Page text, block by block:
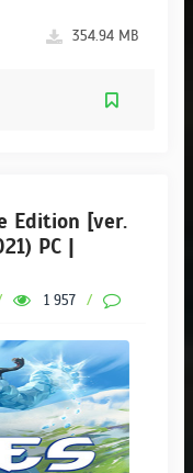
354.94 MB
Edition [ver.
PC |
1 957 /